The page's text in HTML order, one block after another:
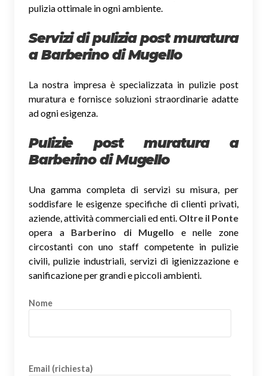
pulizia ottimale in ogni ambiente.
Servizi di pulizia post muratura
a Barberino di Mugello
La nostra impresa è specializzata in pulizie post
muratura e fornisce soluzioni straordinarie adatte
ad ogni esigenza.
Pulizie post muratura a
Barberino di Mugello
Una gamma completa di servizi su misura, per
soddisfare le esigenze specifiche di clienti privati,
aziende, attività commerciali ed enti. Oltre il Ponte
opera a Barberino di Mugello e nelle zone
circostanti con uno staff competente in pulizie
civili, pulizie industriali, servizi di igienizzazione e
sanificazione per grandi e piccoli ambienti.
Nome
Email (richiesta)